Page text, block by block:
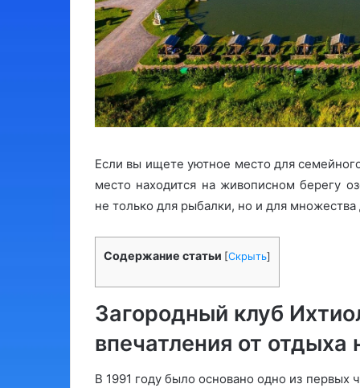
Если вы ищете уютное место для
место находится на живописном берегу
не только для рыбалки, но и для множества
Содержание статьи [Скрыть]
Загородный клуб
впечатления от
В 1991 году было основано одно из первых